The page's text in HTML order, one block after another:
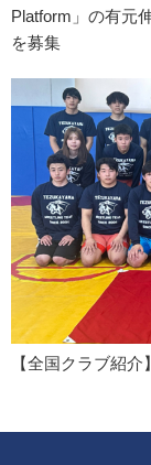
Platform」の有元
を募集
【全国クラブ紹